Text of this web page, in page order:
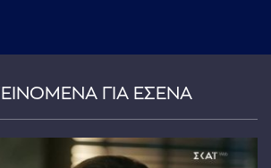
ΓΙΑ ΕΣΕΝΑ